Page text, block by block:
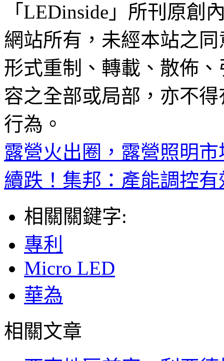
「LEDinside」所刊原創
網站所有，未經本站之
形式重制、轉載、散佈
容之全部或局部，亦不
行為。
露營火出圈，露營照明
續跌！集邦：產能調控
相關關鍵字:
專利
Micro LED
華為
相關文章